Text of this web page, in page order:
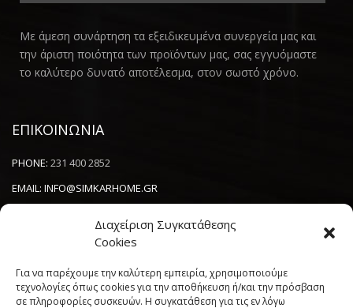
Διαχείριση Συγκατάθεσης
Cookies
Για να παρέχουμε την καλύτερη εμπειρία, χρησιμοποιούμε
τεχνολογίες όπως cookies για την αποθήκευση ή/και την πρόσβαση
σε πληροφορίες συσκευών. Η συγκατάθεση για τις εν λόγω
Με άμεση συνάρτηση τα εξειδικευμένα συνεργεία μας και
την άριστη ποιότητα των προϊόντων μας, σας εγγυόμαστε
το καλύτερο δυνατό αποτέλεσμα, στον σωστό χρόνο.
ΕΠΙΚΟΙΝΩΝΙΑ
PHONE: 231 400 2852
EMAIL: INFO@SIMKARHOME.GR
NEWSLETTER
----------------------